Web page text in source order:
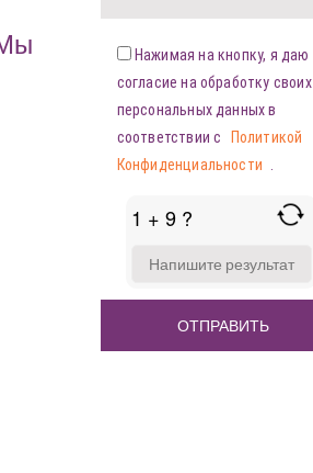
Нажимая на кнопку, я даю
согласие на обработку своих
персональных данных в
соответствии с
Политикой
Конфиденциальности
1 + 9 ?
FOR